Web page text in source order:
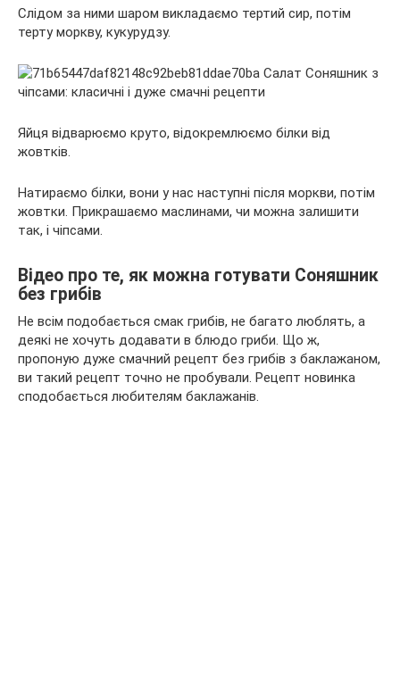
Слідом за ними шаром викладаємо тертий сир, потім
терту моркву, кукурудзу.
Яйця відварюємо круто, відокремлюємо білки від
жовтків.
Натираємо білки, вони у нас наступні після моркви, потім
жовтки. Прикрашаємо маслинами, чи можна залишити
так, і чіпсами.
Відео про те, як можна готувати Соняшник
без грибів
Не всім подобається смак грибів, не багато люблять, а
деякі не хочуть додавати в блюдо гриби. Що ж,
пропоную дуже смачний рецепт без грибів з баклажаном,
ви такий рецепт точно не пробували. Рецепт новинка
сподобається любителям баклажанів.